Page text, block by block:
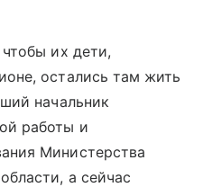
их дети,
остались там жить
начальник
работы и
Министерства
а сейчас